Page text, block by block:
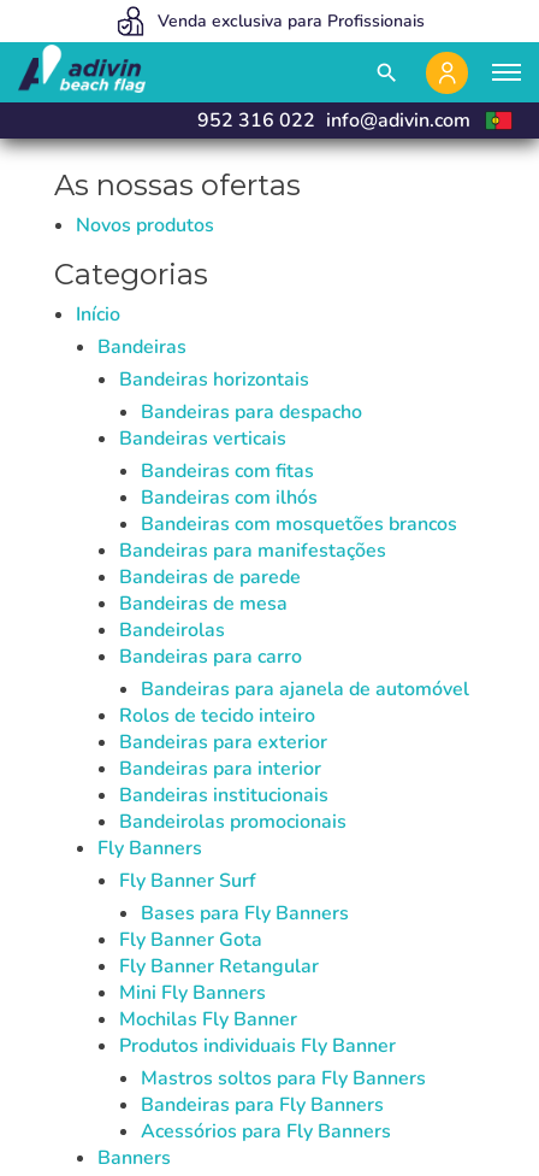
Fabricamos e entregamos em 24h
Venda exclusiva para Profissionais
Somos tão baratos porque vendemos 100% on line
search
952 316 022 info@adivin.com
As nossas ofertas
Novos produtos
Categorias
Início
Bandeiras
Bandeiras horizontais
Bandeiras para despacho
Bandeiras verticais
Bandeiras com fitas
Bandeiras com ilhós
Bandeiras com mosquetões brancos
Bandeiras para manifestações
Bandeiras de parede
Bandeiras de mesa
Bandeirolas
Bandeiras para carro
Bandeiras para ajanela de automóvel
Rolos de tecido inteiro
Bandeiras para exterior
Bandeiras para interior
Bandeiras institucionais
Bandeirolas promocionais
Fly Banners
Fly Banner Surf
Bases para Fly Banners
Fly Banner Gota
Fly Banner Retangular
Mini Fly Banners
Mochilas Fly Banner
Produtos individuais Fly Banner
Mastros soltos para Fly Banners
Bandeiras para Fly Banners
Acessórios para Fly Banners
Banners